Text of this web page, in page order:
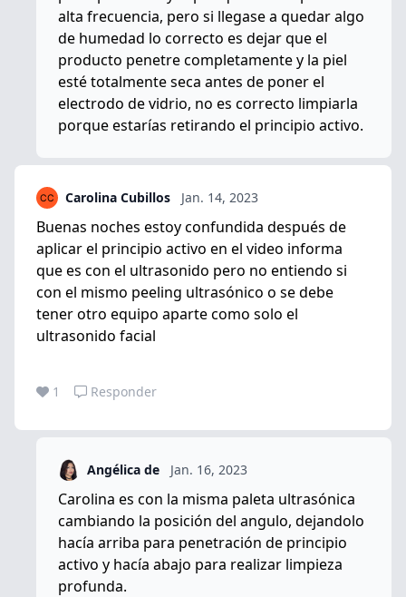
alta frecuencia, pero si llegase a quedar algo
de humedad lo correcto es dejar que el
producto penetre completamente y la piel
esté totalmente seca antes de poner el
electrodo de vidrio, no es correcto limpiarla
porque estarías retirando el principio activo.
Carolina Cubillos Jan. 14, 2023
Buenas noches estoy confundida después de
aplicar el principio activo en el video informa
que es con el ultrasonido pero no entiendo si
con el mismo peeling ultrasónico o se debe
tener otro equipo aparte como solo el
ultrasonido facial
1 Responder
Angélica de Jan. 16, 2023
Carolina es con la misma paleta ultrasónica
cambiando la posición del angulo, dejandolo
hacía arriba para penetración de principio
activo y hacía abajo para realizar limpieza
profunda.